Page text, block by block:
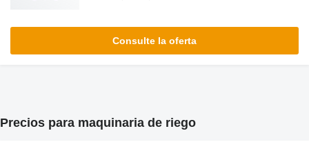
Consulte la oferta
Precios para maquinaria de riego